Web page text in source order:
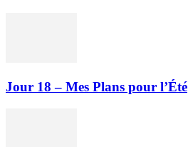
Jour 18 – Mes Plans pour l’Été